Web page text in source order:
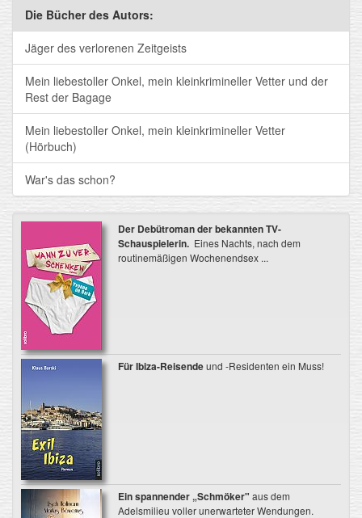
Die Bücher des Autors:
Jäger des verlorenen Zeitgeists
Mein liebestoller Onkel, mein kleinkrimineller Vetter und der
Rest der Bagage
Mein liebestoller Onkel, mein kleinkrimineller Vetter
(Hörbuch)
War's das schon?
Der Debütroman der bekannten TV-
Schauspielerin.Eines Nachts, nach dem
routinemäßigen Wochenendsex ...
Für Ibiza-Reisendeund -Residenten ein Muss!
Ein spannender „Schmöker" aus dem
Adelsmilieu voller unerwarteter Wendungen.